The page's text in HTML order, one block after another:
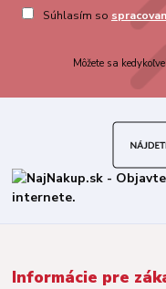
Súhlasím so
Môžete sa
Informácie pre